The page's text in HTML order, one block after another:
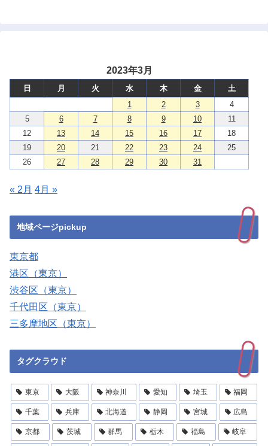
2023年3月
日 月 火 水 木 金
土
1
2 3
4
5
6 7 8 9 10
11
12
13 14 15 16 17
18
19
20 21 22 23 24
25
26
27 28 29 30 31
« 2月 4月 »
地域ページpickup
東京都
港区（東京）
渋谷区（東京）
千代田区（東京）
三多摩地区（東京）
タグクラウド
東京 大阪 神奈川 愛知 埼玉 福岡
千葉 兵庫 北海道 静岡 宮城 広島
京都 茨城 群馬 栃木 福島 岐阜